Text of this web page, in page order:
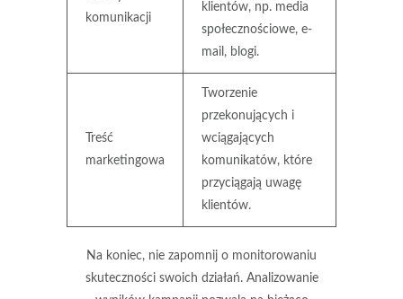
komunikacji
klientów, np. media
społecznościowe, e-
mail, blogi.
Treść
marketingowa
Tworzenie
przekonujących i
wciągających
komunikatów, które
przyciągają uwagę
klientów.
Na koniec, nie zapomnij o monitorowaniu
skuteczności swoich działań. Analizowanie